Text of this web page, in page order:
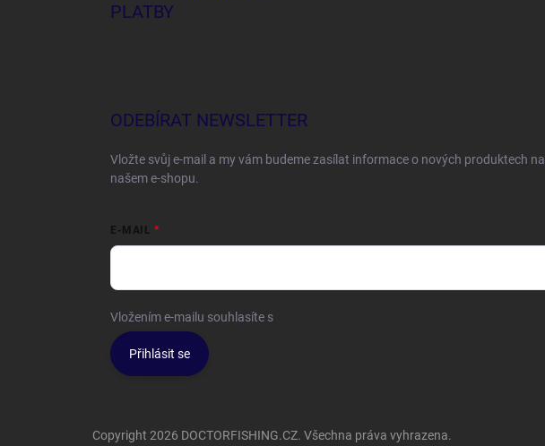
PLATBY
ODEBÍRAT NEWSLETTER
Vložte svůj e-mail a my vám budeme zasílat informace o nových produktech na
našem e-shopu.
E-MAIL
Vložením e-mailu souhlasíte s
Přihlásit se
Copyright 2026 DOCTORFISHING.CZ. Všechna práva vyhrazena.